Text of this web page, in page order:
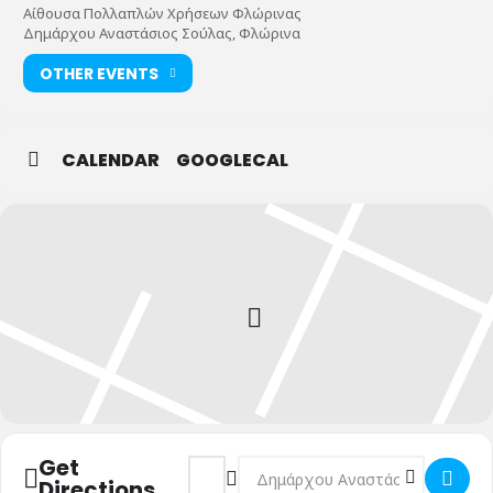
Αίθουσα Πολλαπλών Χρήσεων Φλώρινας
Δημάρχου Αναστάσιος Σούλας, Φλώρινα
OTHER EVENTS
CALENDAR GOOGLECAL
Get Address - "Γιατί Ψυχανάλυση, κύριε
Destination Address - "Γιατί